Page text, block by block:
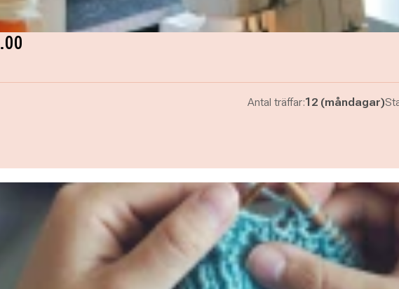
Antal träffar:12 (måndagar)